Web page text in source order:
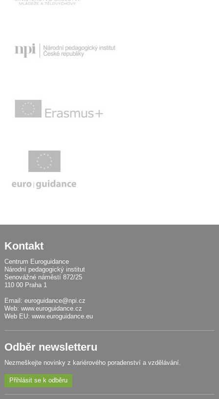
Kontakt
Centrum Euroguidance
Národní pedagogický institut
Senovážné náměstí 872/25
110 00 Praha 1
Email: euroguidance@npi.cz
Web: www.euroguidance.cz
Web EU: www.euroguidance.eu
Odběr newsletteru
Nezmeškejte novinky z kariérového poradenství a vzdělávání.
Přihlásit se k odběru